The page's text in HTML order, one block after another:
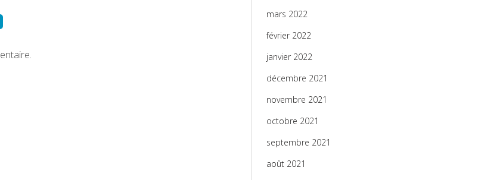
mars 2022
février 2022
janvier 2022
décembre 2021
novembre 2021
octobre 2021
septembre 2021
août 2021